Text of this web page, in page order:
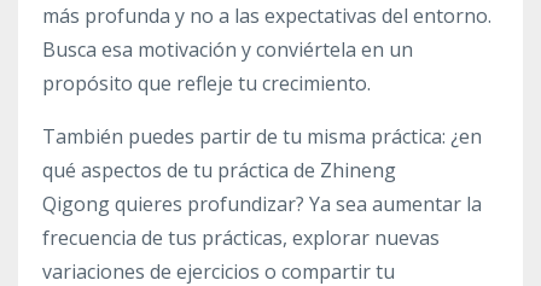
más profunda y no a las expectativas del entorno.
Busca esa motivación y conviértela en un
propósito que refleje tu crecimiento.
También puedes partir de tu misma práctica: ¿en
qué aspectos de tu práctica de Zhineng
Qigong quieres profundizar? Ya sea aumentar la
frecuencia de tus prácticas, explorar nuevas
variaciones de ejercicios o compartir tu